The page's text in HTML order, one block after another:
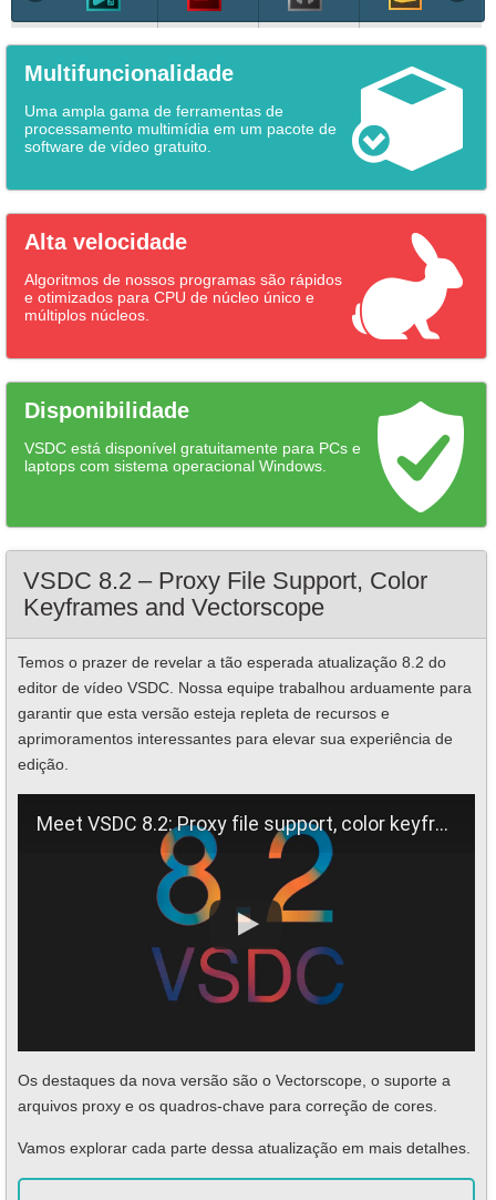
Multifuncionalidade
Uma ampla gama de ferramentas de
processamento multimídia em um pacote de
software de vídeo gratuito.
Alta velocidade
Algoritmos de nossos programas são rápidos
e otimizados para CPU de núcleo único e
múltiplos núcleos.
Disponibilidade
VSDC está disponível gratuitamente para PCs e
laptops com sistema operacional Windows.
VSDC 8.2 – Proxy File Support, Color
Keyframes and Vectorscope
Temos o prazer de revelar a tão esperada atualização 8.2 do
editor de vídeo VSDC. Nossa equipe trabalhou arduamente para
garantir que esta versão esteja repleta de recursos e
aprimoramentos interessantes para elevar sua experiência de
edição.
Meet VSDC 8.2: Proxy file support, color keyframes, vectorscope, and more
Os destaques da nova versão são o Vectorscope, o suporte a
arquivos proxy e os quadros-chave para correção de cores.
Vamos explorar cada parte dessa atualização em mais detalhes.